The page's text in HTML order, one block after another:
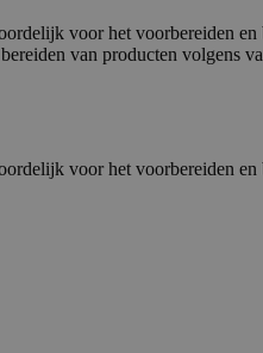
voor het voorbereiden
van producten volgens
voor het voorbereiden